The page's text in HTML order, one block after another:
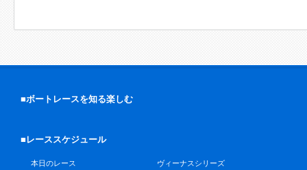
■ボートレースを知る楽しむ
■レーススケジュール
本日のレース
ヴィーナスシリーズ